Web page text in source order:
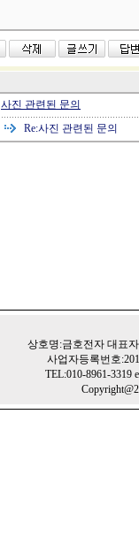
사진 관련된 문의
Re:사진 관련된 문의
상호명:금호전자 대표
사업자등록번호
TEL:010-8961-3319